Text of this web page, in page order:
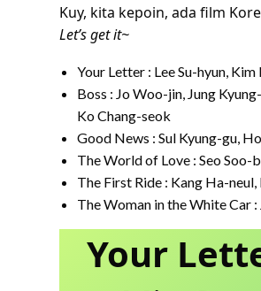
Kuy, kita kepoin, ada film
Let’s get it~
Your Letter : Lee Su-hyun,
Boss : Jo Woo-jin, Jung
Ko Chang-seok
Good News : Sul Kyung-gu,
The World of Love : Seo Soo-
The First Ride : Kang Ha-
The Woman in the White Car
Your